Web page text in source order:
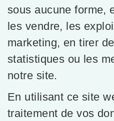
sous aucune forme,
les vendre, les
marketing, en tirer
statistiques ou les
notre site.
En utilisant ce site
traitement de vos